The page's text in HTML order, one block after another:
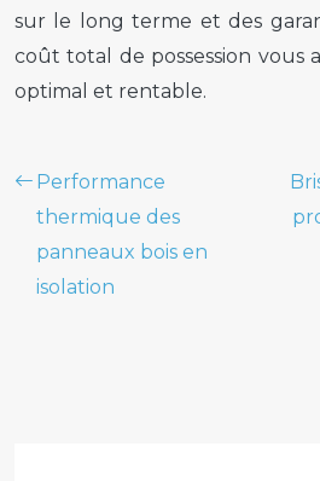
sur le long terme et des
coût total de possession vous
optimal et rentable.
Performance
thermique des
panneaux bois en
isolation